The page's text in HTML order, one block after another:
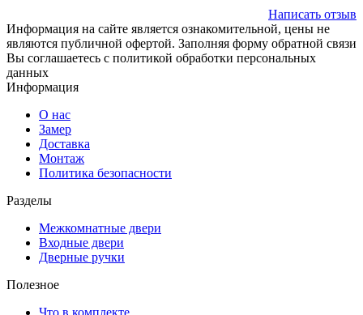
Написать отзыв
Информация на сайте является ознакомительной, цены не
являются публичной офертой. Заполняя форму обратной связи
Вы соглашаетесь с политикой обработки персональных
данных
Информация
О нас
Замер
Доставка
Монтаж
Политика безопасности
Разделы
Межкомнатные двери
Входные двери
Дверные ручки
Полезное